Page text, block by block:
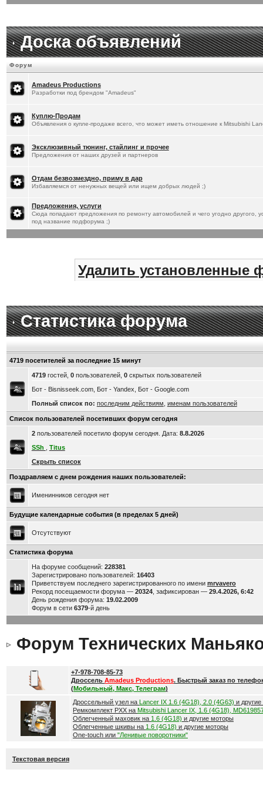
Доска объявлений
Форум
Amadeus Productions
Разработки под брендом "Amadeus"
Куплю-Продам
Объявления о купле-продаже всего, что может иметь отношение к Mitsubishi
Эксклюзивный тюнинг, стайлинг и прочее
Предложения от наших друзей и партнеров
Отдам безвозмездно, приму в дар
Избавляемся от ненужных вещей или ищем добрых людей ;)
Предложения, услуги
Сюда попадают предложения по ремонту автомобилей и чего угодно другого,
под название подфорума ;)
Удалить установленные
Статистика форума
4719 посетителей за последние 15 минут
4719гостей, 0пользователей, 0скрытых пользователей
Бот - Bisnisseek.com, Бот - Yandex, Бот - Google.com
Полный список по: последним действиям именам пользователей
Список пользователей посетивших форум сегодня
2пользователей посетило форум сегодня. Дата: 8.8.2026
SSh
Titus
Скрыть список
Поздравляем с днем рождения наших пользователей:
Именинников сегодня нет
Будущие календарные события (в пределах 5 дней)
Отсутствуют
Статистика форума
На форуме сообщений: 228381
Зарегистрировано пользователей: 16403
Приветствуем последнего зарегистрированного по имени mrvavero
Рекорд посещаемости форума — 20324, зафиксирован — 29.4.2026, 6:42
День рождения форума: 19.02.2009
Форум в сети 6379-й день
Форум Технических
+7-978-708-85-73
Дроссель Amadeus Productions. Быстрый заказ по
(Мобильный, Макс, Телеграм)
Дроссельный узел на Lancer IX 1.6 (4G18), 2.0 (4G63) и
Ремкомплект РХХ на Mitsubishi Lancer IX, 1.6 (4G18),
Облегченный маховик на 1.6 (4G18) и другие моторы
Облегченные шкивы на 1.6 (4G18) и другие моторы
One-touch или "Ленивые поворотники"
Текстовая версия